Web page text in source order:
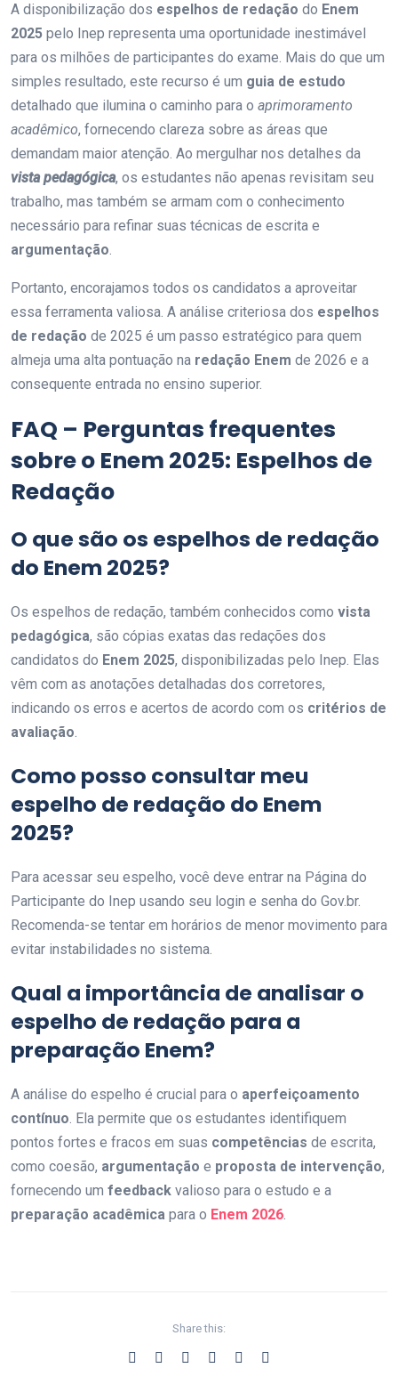
A disponibilização dos espelhos de redação do Enem
2025 pelo Inep representa uma oportunidade inestimável
para os milhões de participantes do exame. Mais do que um
simples resultado, este recurso é um guia de estudo
detalhado que ilumina o caminho para o aprimoramento
acadêmico, fornecendo clareza sobre as áreas que
demandam maior atenção. Ao mergulhar nos detalhes da
vista pedagógica, os estudantes não apenas revisitam seu
trabalho, mas também se armam com o conhecimento
necessário para refinar suas técnicas de escrita e
argumentação.
Portanto, encorajamos todos os candidatos a aproveitar
essa ferramenta valiosa. A análise criteriosa dos espelhos
de redação de 2025 é um passo estratégico para quem
almeja uma alta pontuação na redação Enem de 2026 e a
consequente entrada no ensino superior.
FAQ – Perguntas frequentes
sobre o Enem 2025: Espelhos de
Redação
O que são os espelhos de redação
do Enem 2025?
Os espelhos de redação, também conhecidos como vista
pedagógica, são cópias exatas das redações dos
candidatos do Enem 2025, disponibilizadas pelo Inep. Elas
vêm com as anotações detalhadas dos corretores,
indicando os erros e acertos de acordo com os critérios de
avaliação.
Como posso consultar meu
espelho de redação do Enem
2025?
Para acessar seu espelho, você deve entrar na Página do
Participante do Inep usando seu login e senha do Gov.br.
Recomenda-se tentar em horários de menor movimento para
evitar instabilidades no sistema.
Qual a importância de analisar o
espelho de redação para a
preparação Enem?
A análise do espelho é crucial para o aperfeiçoamento
contínuo. Ela permite que os estudantes identifiquem
pontos fortes e fracos em suas competências de escrita,
como coesão, argumentação e proposta de intervenção,
fornecendo um feedback valioso para o estudo e a
preparação acadêmica para o Enem 2026.
Share this: